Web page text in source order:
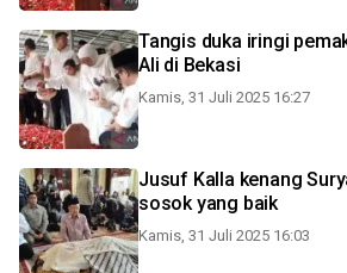
Tangis duka iringi
Ali di Bekasi
Kamis, 31 Juli 2025 16:27
Jusuf Kalla kenang
sosok yang baik
Kamis, 31 Juli 2025 16:03